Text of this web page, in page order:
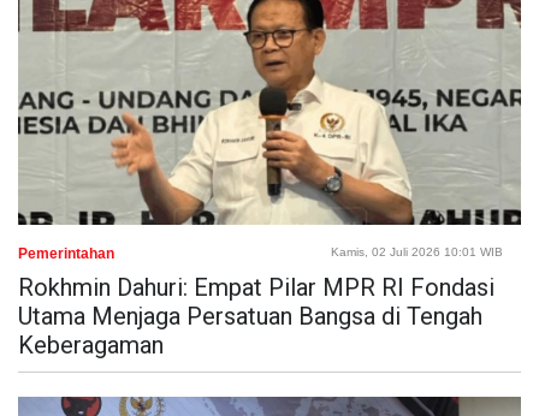
Pemerintahan Kamis, 02 Juli 2026 10:01 WIB
Rokhmin Dahuri: Empat Pilar MPR RI Fondasi
Utama Menjaga Persatuan Bangsa di Tengah
Keberagaman